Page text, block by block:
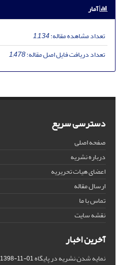
آمار
تعداد مشاهده مقاله:1,134
تعداد دریافت فایل اصل مقاله:1,478
دسترسی سریع
صفحه اصلی
درباره نشریه
اعضای هیات تحریریه
ارسال مقاله
تماس با ما
نقشه سایت
آخرین اخبار
نمایه شدن نشریه در پایگاه DOAJ1398-11-01